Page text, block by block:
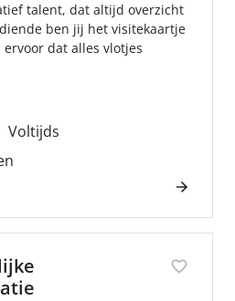
talent, dat altijd overzicht
ben jij het visitekaartje
dat alles vlotjes
Voltijds